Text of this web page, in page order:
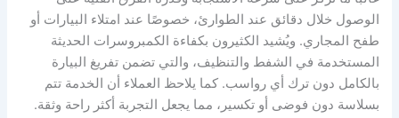
الوصول خلال دقائق عند الطوارئ، خصوصًا عند امتلاء البيارات أو
طفح المجاري. ويُشيد الكثيرون بكفاءة الكمبروسرات الحديثة
المستخدمة في الشفط والتنظيف، والتي تضمن تفريغ البيارة
بالكامل دون ترك أي رواسب. كما يلاحظ العملاء أن الخدمة تتم
بسلاسة دون فوضى أو تكسير، مما يجعل التجربة أكثر راحة وثقة.